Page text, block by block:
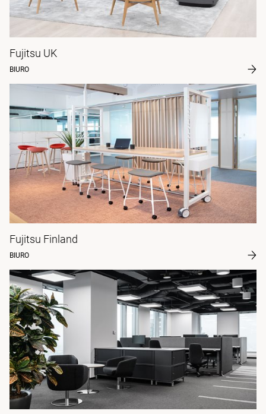
Fujitsu UK
BIURO
Fujitsu Finland
BIURO